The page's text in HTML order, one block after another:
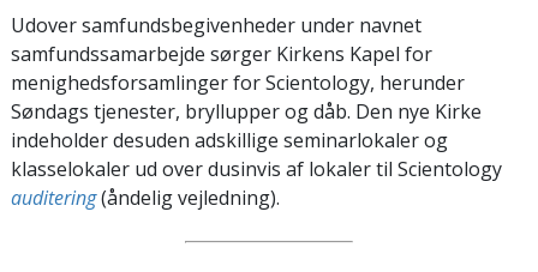
Udover samfundsbegivenheder under navnet
samfundssamarbejde sørger Kirkens Kapel for
menighedsforsamlinger for Scientology, herunder
Søndags tjenester, bryllupper og dåb. Den nye Kirke
indeholder desuden adskillige seminarlokaler og
klasselokaler ud over dusinvis af lokaler til Scientology
auditering(åndelig vejledning).